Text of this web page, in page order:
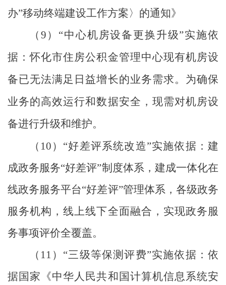
办”移动终端建设工作方案〉 的通知》
（ 9 ） “中心机房设备更换升级”实施依
据：怀化市住房公积金管理中心现有机房设
备已无法满足日益增长的业务需求。为确保
业务的高效运行和数据安全，现需对机房设
备进行升级和维护。
（ 10 ） “好差评系统改造”实施依据：建
成政务服务“好差评”制度体系，建成一体化在
线政务服务平台“好差评”管理体系，各级政务
服务机构，线上线下全面融合，实现政务服
务事项评价全覆盖。
（ 11 ） “三级等保测评费”实施依据：依
据国家《中华人民共和国计算机信息系统安